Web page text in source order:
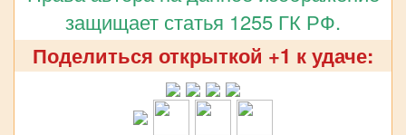
защищает статья 1255 ГК РФ.
Поделиться открыткой +1 к удаче: